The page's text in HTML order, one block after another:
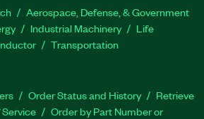
Aerospace, Defense, & Government
Industrial Machinery
Life
Transportation
Order Status and History
Retrieve
Order by Part Number or